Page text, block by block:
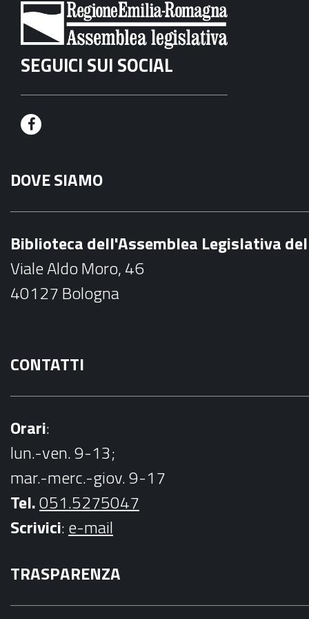
SEGUICI SUI SOCIAL
F
c
e
o
k
DOVE SIAMO
Biblioteca dell'Assemblea Legislativa
Viale Aldo Moro, 46
40127 Bologna
CONTATTI
Orari:
lun.-ven. 9-13;
mar.-merc.-giov. 9-17
Tel.051.5275047
Scrivici:e-mail
TRASPARENZA